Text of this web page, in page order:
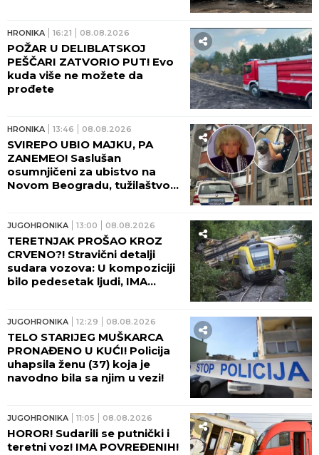
HRONIKA 16:21 08.08.2026
POŽAR U DELIBLATSKOJ
PEŠČARI ZATVORIO PUT! Evo
kuda više ne možete da
prođete
HRONIKA 13:46 08.08.2026
SVIREPO UBIO MAJKU, PA
ZANEMEO! Saslušan
osumnjičeni za ubistvo na
Novom Beogradu, tužilaštvo
JUGOHRONIKA 13:00 08.08.2026
TERETNJAK PROŠAO KROZ
CRVENO?! Stravični detalji
sudara vozova: U kompoziciji
bilo pedesetak ljudi, IMA
JUGOHRONIKA 12:29 08.08.2026
TELO STARIJEG MUŠKARCA
PRONAĐENO U KUĆI! Policija
uhapsila ženu (37) koja je
navodno bila sa njim u vezi!
JUGOHRONIKA 11:05 08.08.2026
HOROR! Sudarili se putnički i
teretni voz! IMA POVREĐENIH!